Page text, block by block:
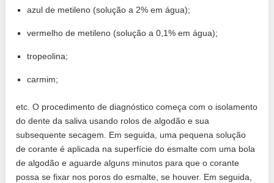
azul de metileno (solução a 2% em água);
vermelho de metileno (solução a 0,1% em água);
tropeolina;
carmim;
etc. O procedimento de diagnóstico começa com o isolamento
do dente da saliva usando rolos de algodão e sua
subsequente secagem. Em seguida, uma pequena solução
de corante é aplicada na superfície do esmalte com uma bola
de algodão e aguarde alguns minutos para que o corante
possa se fixar nos poros do esmalte, se houver. Em seguida,